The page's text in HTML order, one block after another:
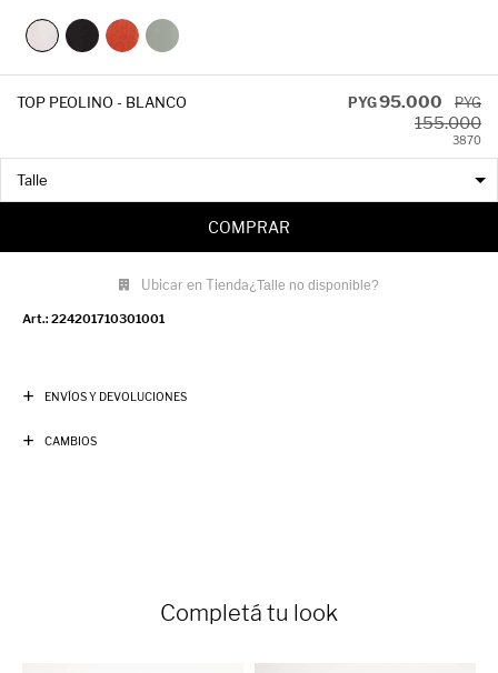
TOP PEOLINO - BLANCO PYG95.000 PYG
155.000
3870
COMPRAR
Ubicar en Tienda¿Talle no disponible?
224201710301001
ENVÍOS Y DEVOLUCIONES
CAMBIOS
Completá tu look